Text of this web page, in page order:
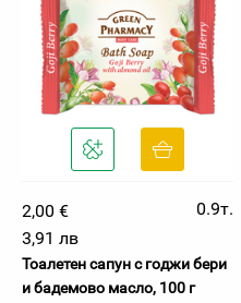
2,00 €
0.9т.
3,91 лв
Тоалетен сапун с годжи бери
и бадемово масло, 100 г